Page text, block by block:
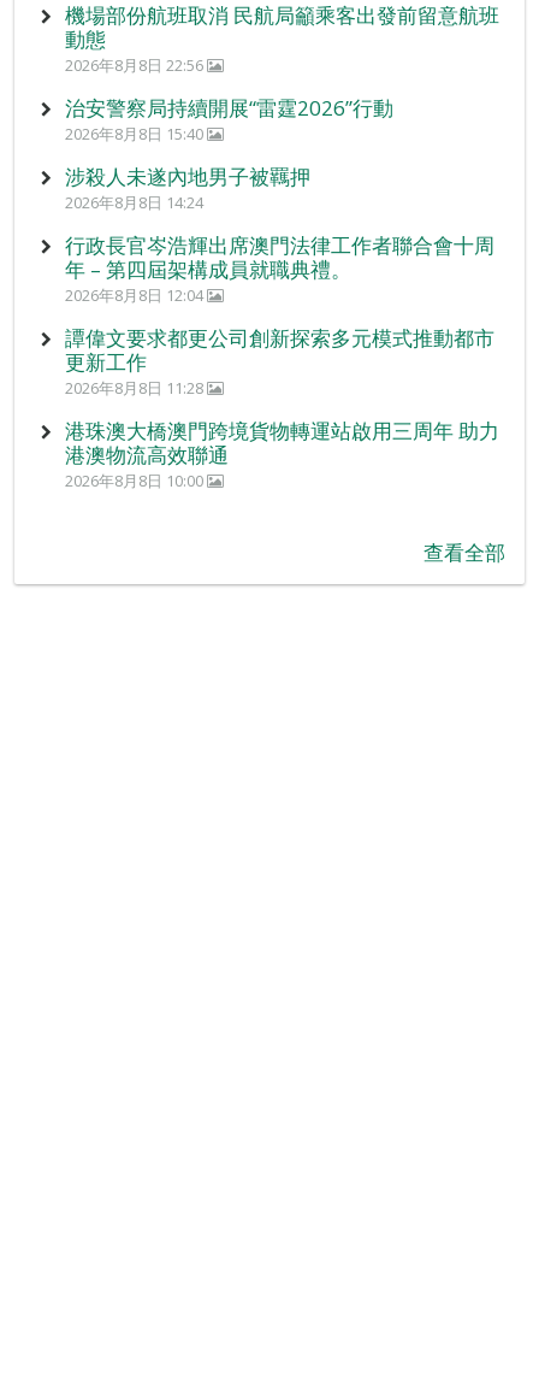
機場部份航班取消 民航局籲乘客出發前留意航班
動態
2026年8月8日 22:56
治安警察局持續開展“雷霆2026”行動
2026年8月8日 15:40
涉殺人未遂內地男子被羈押
2026年8月8日 14:24
行政長官岑浩輝出席澳門法律工作者聯合會十周
年 – 第四屆架構成員就職典禮。
2026年8月8日 12:04
譚偉文要求都更公司創新探索多元模式推動都市
更新工作
2026年8月8日 11:28
港珠澳大橋澳門跨境貨物轉運站啟用三周年 助力
港澳物流高效聯通
2026年8月8日 10:00
查看全部